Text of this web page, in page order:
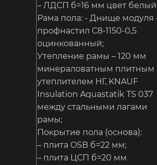
– ЛДСП б=16 мм цвет
Рама пола: - Днище модуля
профнастил С8-1150-0,5
оцинкованный;
Утепление рамы – 120 мм
минераловатным плитным
утеплителем НГ, KNAUF
Insulation Aquastatik TS 037
между стальными лагами
рамы;
Покрытие пола (основа):
– плита OSB б=22 мм;
– плита ЦСП б=20 мм